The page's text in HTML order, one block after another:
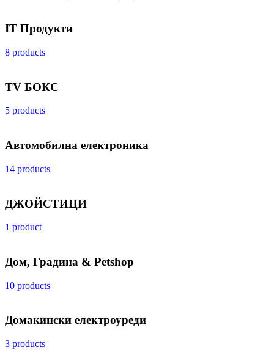
IT Продукти
8 products
TV БОКС
5 products
Автомобилна електроника
14 products
ДЖОЙСТИЦИ
1 product
Дом, Градина & Petshop
10 products
Домакински електроуреди
3 products